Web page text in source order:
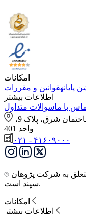
امکانات
پایانهقوانین و مقررات
اطلاعات بیشتر
با ماسوالات متداول
واحد 401
۰۲۱ - ۴۱۶۰۹۰۰۰
سپند است.